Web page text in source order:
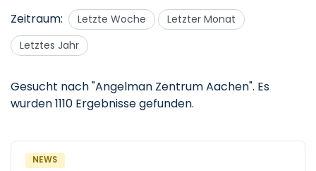
Zeitraum: Letzte Woche
Letzter Monat
Letztes Jahr
Gesucht nach "Angelman Zentrum Aachen". Es
wurden 1110 Ergebnisse gefunden.
NEWS